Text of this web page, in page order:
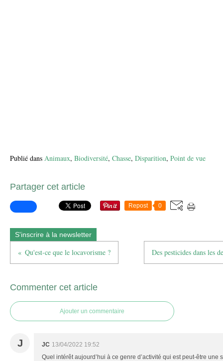
Publié dans Animaux, Biodiversité, Chasse, Disparition, Point de vue
Partager cet article
Repost 0
S'inscrire à la newsletter
Qu'est-ce que le locavorisme ? Des pesticides dans les
Commenter cet article
Ajouter un commentaire
J JC 13/04/2022 19:52
Quel intérêt aujourd’hui à ce genre d’activité qui est peut-être une